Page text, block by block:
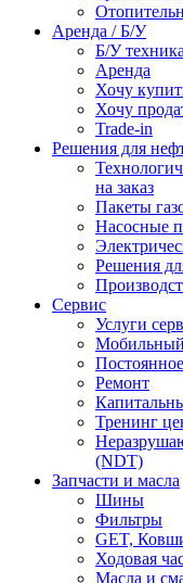
Аренда / Б/У
Б/У техника
Аренда
Хочу
Хочу
Trade-in
Решения для
на заказ
Пакеты
Насосные
Решения
Сервис
Услуги
Ремонт
Тренинг
(NDT)
Запчасти и масла
Шины
Фильтры
GET,
Ходовая
Масла и